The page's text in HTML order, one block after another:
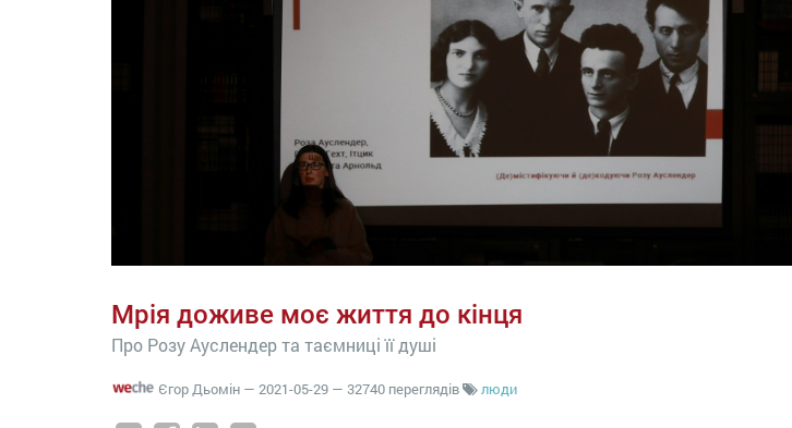
Мрія доживе моє життя до кінця
Про Розу Ауслендер та таємниці її душі
Єгор Дьомін — 2021-05-29 — 32740 переглядів люди